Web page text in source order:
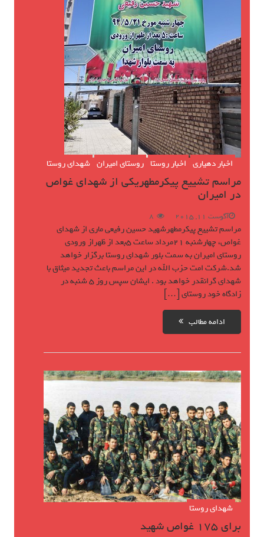
مراسم تشییع پیکرمطهریکی از شهدای غواص
در امیران
اخبار دهیاری اخبار روستا روستای امیران شهدای روستا
آگوست 11, 2015 8
مراسم تشییع پیکرمطهرشهید حسین رفیعی ماری از شهدای
غواص، چهارشنبه 21مرداد ساعت 5بعد از ظهراز ورودی
روستای امیران به سمت بلور شهدای روستا برگزار خواهد
شد.شرکت امت حزب الله در این مراسم باعث تجدید میثاق با
شهدای گرانقدر خواهد بود . ایشان سپس روز 5 شنبه در
زادگاه خود روستای […]
ادامه مطالب
برای 175 غواص شهید
شهدای روستا